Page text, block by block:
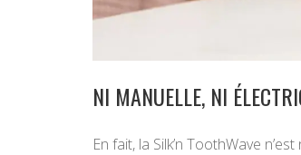
NI MANUELLE, NI
En fait, la Silk’n ToothWave